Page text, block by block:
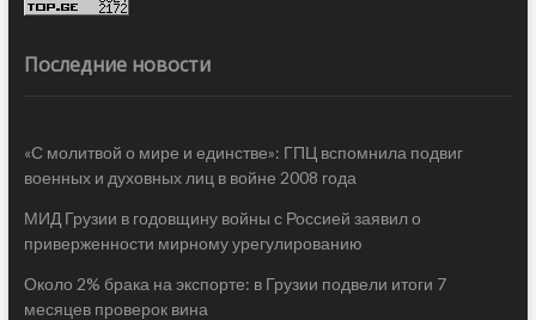
Последние новости
«С молитвой о мире и единстве»: ГПЦ вспомнила подвиг
военных и духовных лиц в войне 2008 года
МИД Грузии в годовщину войны с Россией заявил о
приверженности мирному урегулированию
Около 2% брака на экспорте: в Грузии подвели итоги 7
месяцев проверок вина